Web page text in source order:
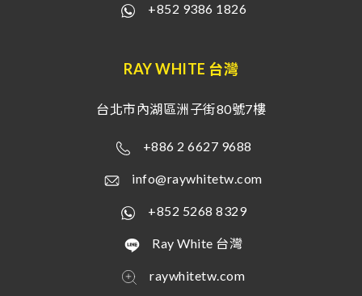
+852 9386 1826
RAY WHITE 台灣
台北市內湖區洲子街80號7樓
+886 2 6627 9688
info@raywhitetw.com
+852 5268 8329
Ray White 台灣
raywhitetw.com